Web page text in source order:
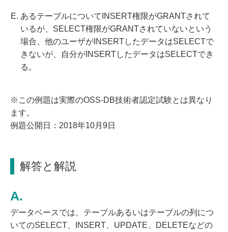
あるテーブルについてINSERT権限がGRANTされて
いるが、SELECT権限がGRANTされていないという
場合、他のユーザがINSERTしたデータはSELECTで
きないが、自分がINSERTしたデータはSELECTでき
る。
※この例題は実際のOSS-DB技術者認定試験とは異なり
ます。
例題公開日：2018年10月9日
解答と解説
データベースでは、テーブルあるいはテーブルの列につ
いてのSELECT、INSERT、UPDATE、DELETEなどの